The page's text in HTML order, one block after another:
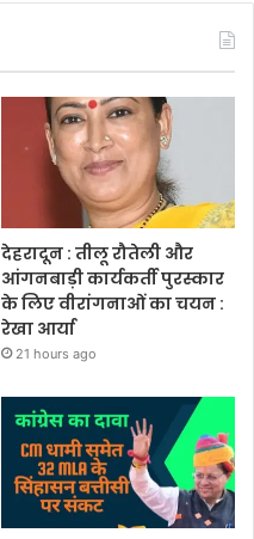
देहरादून : तीलू रौतेली और
आंगनबाड़ी कार्यकर्ती पुरस्कार
के लिए वीरांगनाओं का चयन :
रेखा आर्या
21 hours ago